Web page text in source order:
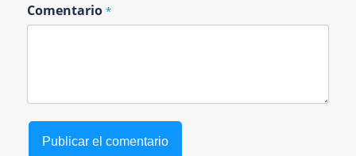
Comentario *